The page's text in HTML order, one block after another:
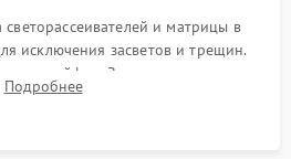
светорассеивателей и матрицы в
исключения засветов и трещин.
шлейфов. Закрытие корпуса.
программного обеспечения.
Подробнее